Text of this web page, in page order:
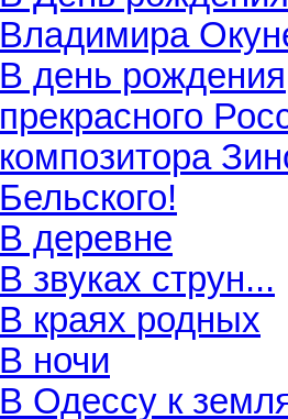
Владимира
В день рождения
прекрасного
композитора
Бельского!
В деревне
В звуках струн...
В краях родных
В ночи
В Одессу к